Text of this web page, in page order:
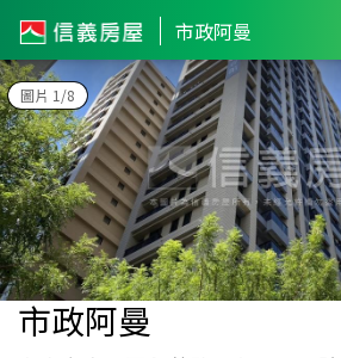
市政阿曼
圖片 1/8
市政阿曼